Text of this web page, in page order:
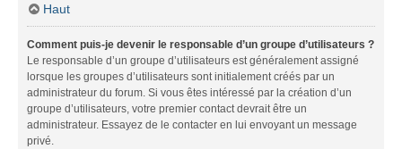
Haut
Comment puis-je devenir le responsable d’un groupe d’utilisateurs ?
Le responsable d’un groupe d’utilisateurs est généralement assigné
lorsque les groupes d’utilisateurs sont initialement créés par un
administrateur du forum. Si vous êtes intéressé par la création d’un
groupe d’utilisateurs, votre premier contact devrait être un
administrateur. Essayez de le contacter en lui envoyant un message
privé.